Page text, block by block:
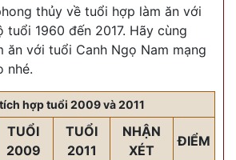
thủy về tuổi hợp làm ăn với
tuổi 1960 đến 2017. Hãy cùng
ăn với tuổi Canh Ngọ Nam mạng
nhé.
hợp tuổi 2009 và 2011
TUỔI
2009
TUỔI
2011
NHẬN
XÉT
ĐIỂM